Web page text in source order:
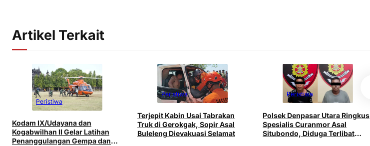
Artikel Terkait
Peristiwa
Kodam IX/Udayana dan
Kogabwilhan II Gelar Latihan
Penanggulangan Gempa dan
Peristiwa
Terjepit Kabin Usai Tabrakan
Truk di Gerokgak, Sopir Asal
Buleleng Dievakuasi Selamat
Peristiwa
Polsek Denpasar Utara Ringkus
Spesialis Curanmor Asal
Situbondo, Diduga Terlibat